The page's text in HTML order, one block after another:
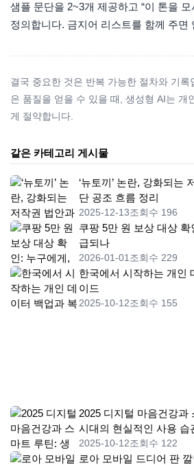
샘플 문단을 2~3개 제공하고 “이 톤을
정의합니다. 금지어 리스트를 함께 주면
결국 중요한 것은 반복 가능한 절차와 기
은 품질을 얻을 수 있을 때, 생성형 AI는 개
게 절약합니다.
같은 카테고리 게시물
‘뉴토끼’ 논란, 강화되는
단 공조 흐름 정리
2025-12-13조회수 196
쿠팡 5만 원 보상 대상
급되나
2026-01-01 조회수 229
한국에서 시작하는 개인
이드
2025-10-12조회수 155
2025 디지털 마음건강과
시대의 현실적인 사용 습
2025-10-12조회수 122
로아 모바일 드디어 판